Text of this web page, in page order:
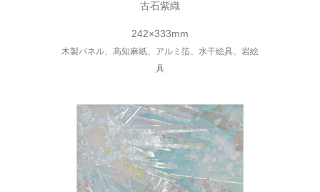
古石紫織
242×333mm
木製パネル、高知麻紙、アルミ箔、水干絵具、岩絵
具